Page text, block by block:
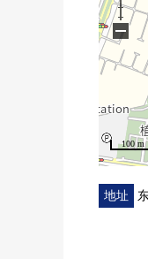
也把自
100 m
−
地址